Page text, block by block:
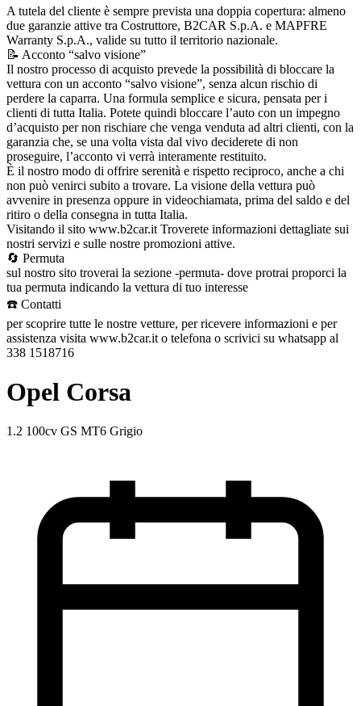
A tutela del cliente è sempre prevista una doppia copertura: almeno
due garanzie attive tra Costruttore, B2CAR S.p.A. e MAPFRE
Warranty S.p.A., valide su tutto il territorio nazionale.
📝 Acconto “salvo visione”
Il nostro processo di acquisto prevede la possibilità di bloccare la
vettura con un acconto “salvo visione”, senza alcun rischio di
perdere la caparra. Una formula semplice e sicura, pensata per i
clienti di tutta Italia. Potete quindi bloccare l’auto con un impegno
d’acquisto per non rischiare che venga venduta ad altri clienti, con la
garanzia che, se una volta vista dal vivo deciderete di non
proseguire, l’acconto vi verrà interamente restituito.
È il nostro modo di offrire serenità e rispetto reciproco, anche a chi
non può venirci subito a trovare. La visione della vettura può
avvenire in presenza oppure in videochiamata, prima del saldo e del
ritiro o della consegna in tutta Italia.
Visitando il sito www.b2car.it Troverete informazioni dettagliate sui
nostri servizi e sulle nostre promozioni attive.
🔄 Permuta
sul nostro sito troverai la sezione -permuta- dove protrai proporci la
tua permuta indicando la vettura di tuo interesse
☎️ Contatti
per scoprire tutte le nostre vetture, per ricevere informazioni e per
assistenza visita www.b2car.it o telefona o scrivici su whatsapp al
338 1518716
Opel Corsa
1.2 100cv GS MT6 Grigio